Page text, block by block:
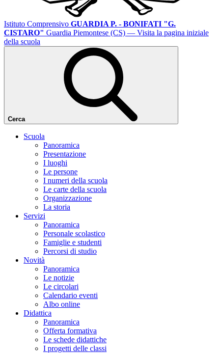
Istituto Comprensivo GUARDIA P. - BONIFATI "G.
CISTARO" Guardia Piemontese (CS) — Visita la pagina iniziale
della scuola
Cerca
Scuola
Panoramica
Presentazione
I luoghi
Le persone
I numeri della scuola
Le carte della scuola
Organizzazione
La storia
Servizi
Panoramica
Personale scolastico
Famiglie e studenti
Percorsi di studio
Novità
Panoramica
Le notizie
Le circolari
Calendario eventi
Albo online
Didattica
Panoramica
Offerta formativa
Le schede didattiche
I progetti delle classi